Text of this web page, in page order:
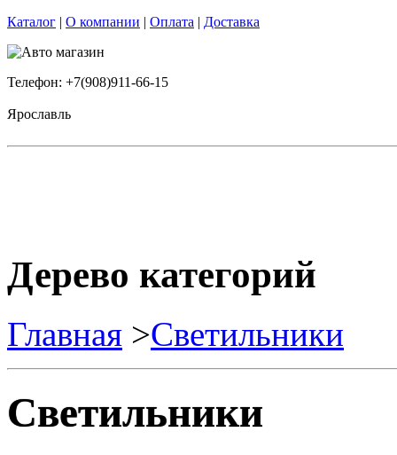
Каталог | О компании | Оплата | Доставка
Телефон: +7(908)911-66-15
Ярославль
Дерево категорий
Главная >Светильники
Светильники